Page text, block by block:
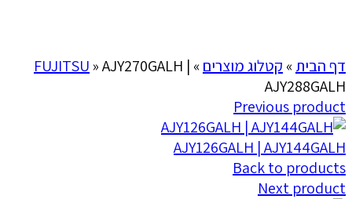
דף הבית» קטלוג מוצרים»
FUJITSU»AJY270GALH |
AJY288GALH
Previous product
AJY126GALH | AJY144GALH
Back to products
Next product